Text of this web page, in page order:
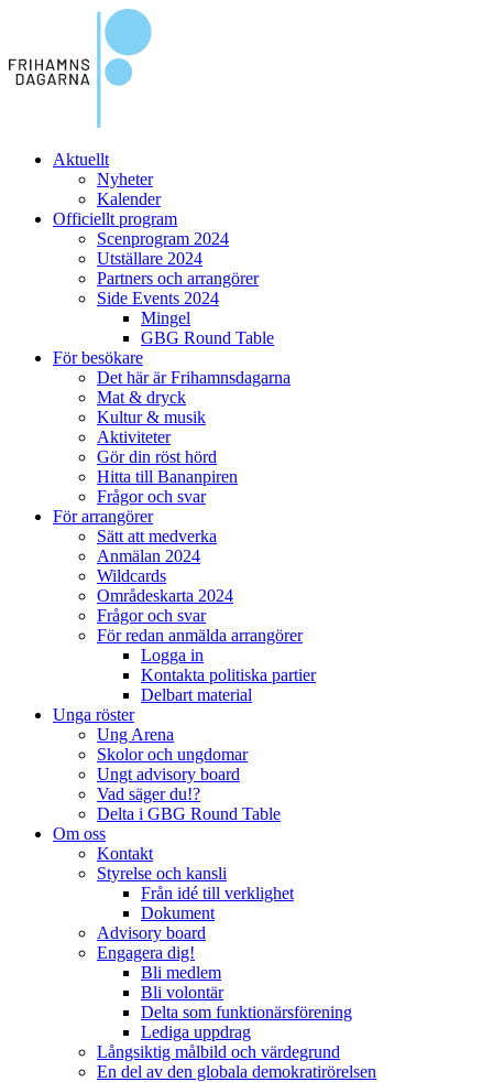
Aktuellt
Nyheter
Kalender
Officiellt program
Scenprogram 2024
Utställare 2024
Partners och arrangörer
Side Events 2024
Mingel
GBG Round Table
För besökare
Det här är Frihamnsdagarna
Mat & dryck
Kultur & musik
Aktiviteter
Gör din röst hörd
Hitta till Bananpiren
Frågor och svar
För arrangörer
Sätt att medverka
Anmälan 2024
Wildcards
Områdeskarta 2024
Frågor och svar
För redan anmälda arrangörer
Logga in
Kontakta politiska partier
Delbart material
Unga röster
Ung Arena
Skolor och ungdomar
Ungt advisory board
Vad säger du!?
Delta i GBG Round Table
Om oss
Kontakt
Styrelse och kansli
Från idé till verklighet
Dokument
Advisory board
Engagera dig!
Bli medlem
Bli volontär
Delta som funktionärsförening
Lediga uppdrag
Långsiktig målbild och värdegrund
En del av den globala demokratirörelsen